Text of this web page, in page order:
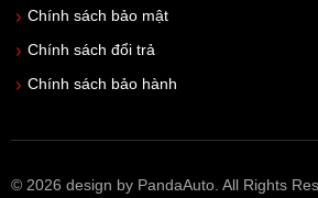
Chính sách bảo mật
Chính sách đổi trả
Chính sách bảo hành
© 2026 design by PandaAuto. All Rights